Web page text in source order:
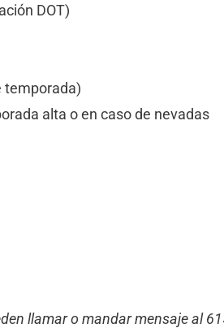
DOT)
temporada)
alta o en caso de nevadas
llamar o mandar mensaje al